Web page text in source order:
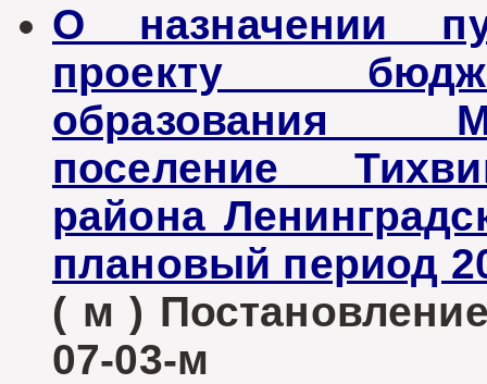
О назначении
проекту
образования
поселение
района
плановый период
( м )
07-03-м